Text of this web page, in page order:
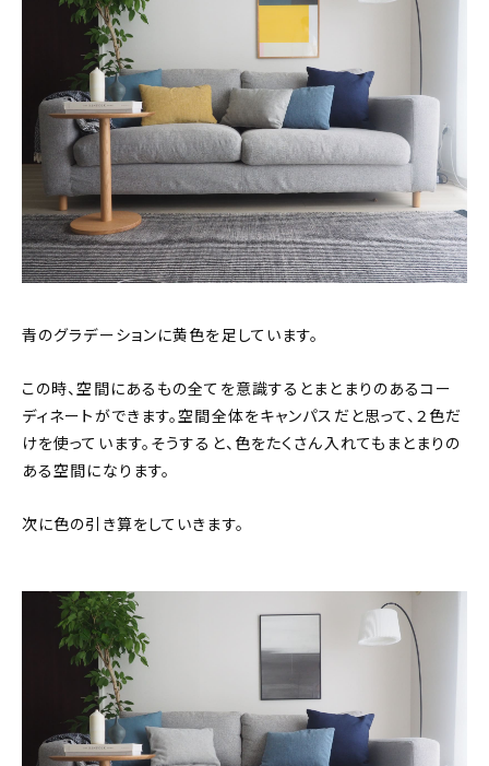
青のグラデーションに黄色を足しています。
この時、空間にあるもの全てを意識するとまとまりのあるコー
ディネートができます。空間全体をキャンパスだと思って、２色だ
けを使っています。そうすると、色をたくさん入れてもまとまりの
ある空間になります。
次に色の引き算をしていきます。